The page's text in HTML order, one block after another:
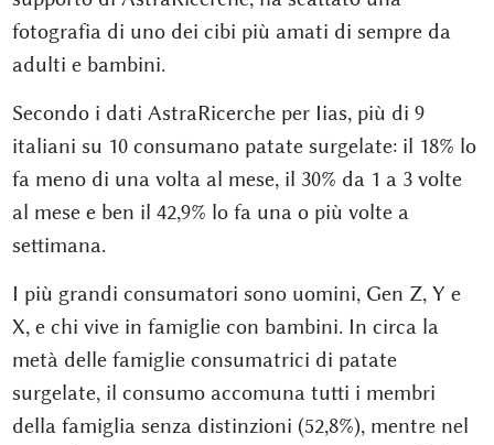
fotografia di uno dei cibi più amati di sempre da
adulti e bambini.
Secondo i dati AstraRicerche per Iias, più di 9
italiani su 10 consumano patate surgelate: il 18% lo
fa meno di una volta al mese, il 30% da 1 a 3 volte
al mese e ben il 42,9% lo fa una o più volte a
settimana.
I più grandi consumatori sono uomini, Gen Z, Y e
X, e chi vive in famiglie con bambini. In circa la
metà delle famiglie consumatrici di patate
surgelate, il consumo accomuna tutti i membri
della famiglia senza distinzioni (52,8%), mentre nel